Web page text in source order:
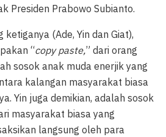
Presiden Prabowo Subianto.
(Ade, Yin dan Giat),
“copy paste,” dari orang
sosok anak muda enerjik yang
kalangan masyarakat biasa
Yin juga demikian, adalah sosok
masyarakat biasa yang
langsung oleh para